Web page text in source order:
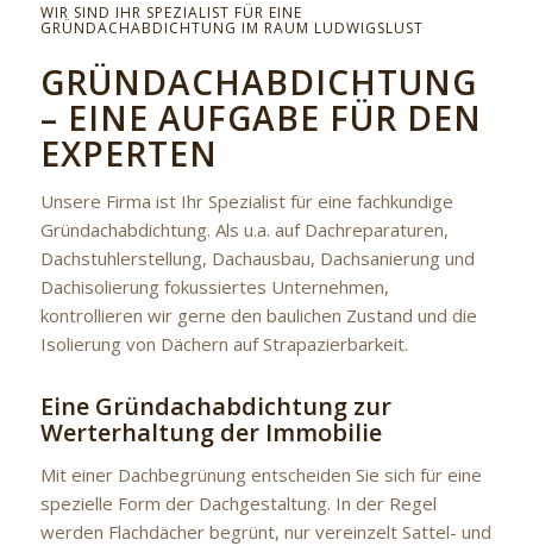
WIR SIND IHR SPEZIALIST FÜR EINE
GRÜNDACHABDICHTUNG IM RAUM LUDWIGSLUST
GRÜNDACHABDICHTUNG
– EINE AUFGABE FÜR DEN
EXPERTEN
Unsere Firma ist Ihr Spezialist für eine fachkundige
Gründachabdichtung. Als u.a. auf Dachreparaturen,
Dachstuhlerstellung, Dachausbau, Dachsanierung und
Dachisolierung fokussiertes Unternehmen,
kontrollieren wir gerne den baulichen Zustand und die
Isolierung von Dächern auf Strapazierbarkeit.
Eine Gründachabdichtung zur
Werterhaltung der Immobilie
Mit einer Dachbegrünung entscheiden Sie sich für eine
spezielle Form der Dachgestaltung. In der Regel
werden Flachdächer begrünt, nur vereinzelt Sattel- und